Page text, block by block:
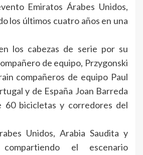
Emiratos Árabes Unidos,
los últimos cuatro años en una
los cabezas de serie por su
de equipo, Przygonski
compañeros de equipo Paul
y de España Joan Barreda
60 bicicletas y corredores del
Unidos, Arabia Saudita y
el escenario